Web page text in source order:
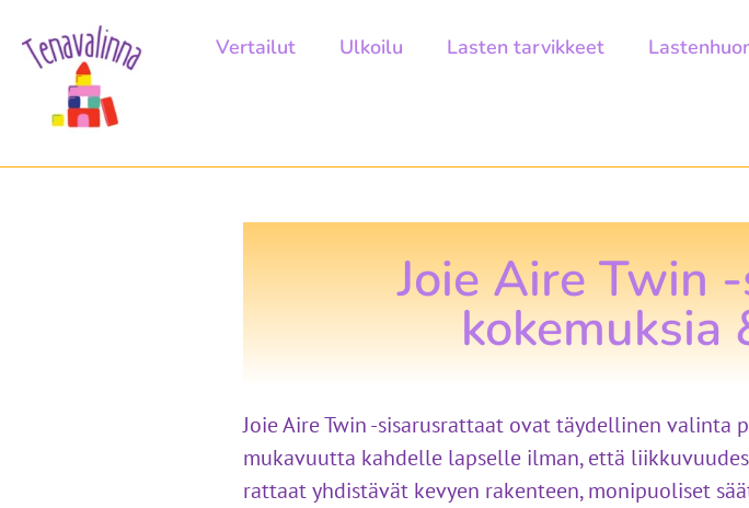
Vertailut Ulkoilu Lasten tarvikkeet
Joie Aire Twin
kokemuksia
Joie Aire Twin -sisarusrattaat ovat täydellinen
mukavuutta kahdelle lapselle ilman, että
rattaat yhdistävät kevyen rakenteen, monipuoliset